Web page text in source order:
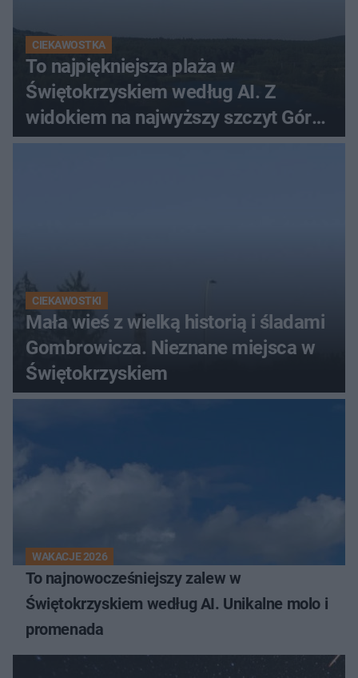
CIEKAWOSTKA
To najpiękniejsza plaża w
Świętokrzyskiem według AI. Z
widokiem na najwyższy szczyt Gór
Świętokrzyskich
CIEKAWOSTKI
Mała wieś z wielką historią i śladami
Gombrowicza. Nieznane miejsca w
Świętokrzyskiem
WAKACJE 2026
To najnowocześniejszy zalew w
Świętokrzyskiem według AI. Unikalne molo i
promenada